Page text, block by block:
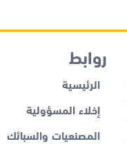
روابط
الرئيسية
إخلاء المسؤولية
المصنعيات والسبائك